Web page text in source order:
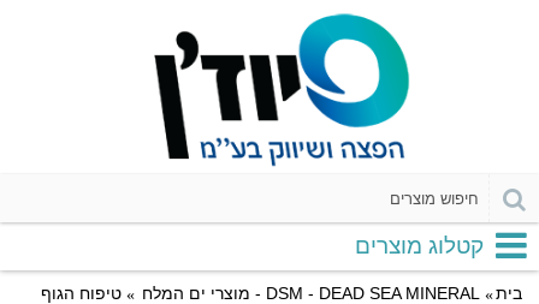
קטלוג מוצרים
בית DSM - DEAD SEA MINERAL - מוצרי ים המלח
טיפוח הגוף